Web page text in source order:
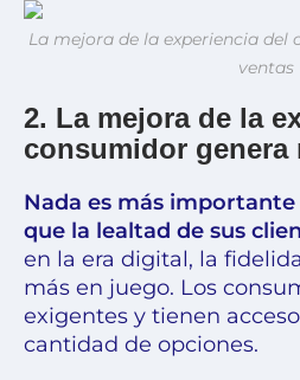
La mejora de la experiencia
ventas
2. La mejora de la
consumidor genera
Nada es más
que la lealtad de sus
en la era digital, la
más en juego. Los
exigentes y tienen
cantidad de opciones.